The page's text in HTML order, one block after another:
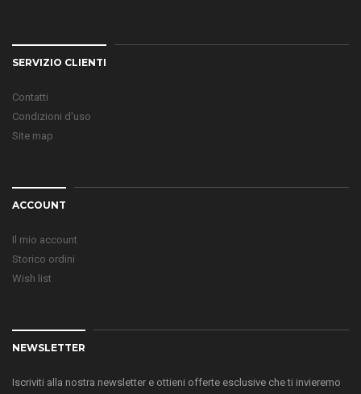
SERVIZIO CLIENTI
Contatti
Condizioni d'uso
Site map
ACCOUNT
Il mio account
Storico ordini
Wish list
NEWSLETTER
Iscriviti alla nostra newsletter e ottieni offerte esclusive che ti invieremo